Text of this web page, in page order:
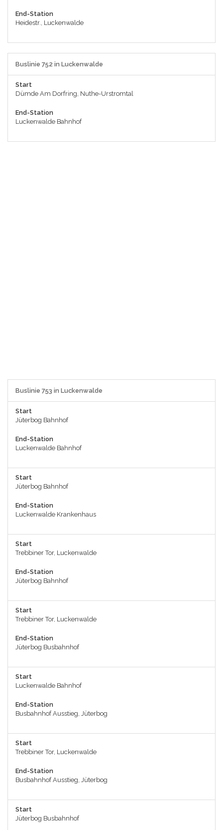
End-Station
Heidestr., Luckenwalde
Buslinie 752 in Luckenwalde
Start
Dümde Am Dorfring, Nuthe-Urstromtal
End-Station
Luckenwalde Bahnhof
Buslinie 753 in Luckenwalde
Start
Jüterbog Bahnhof
End-Station
Luckenwalde Bahnhof
Start
Jüterbog Bahnhof
End-Station
Luckenwalde Krankenhaus
Start
Trebbiner Tor, Luckenwalde
End-Station
Jüterbog Bahnhof
Start
Trebbiner Tor, Luckenwalde
End-Station
Jüterbog Busbahnhof
Start
Luckenwalde Bahnhof
End-Station
Busbahnhof Ausstieg, Jüterbog
Start
Trebbiner Tor, Luckenwalde
End-Station
Busbahnhof Ausstieg, Jüterbog
Start
Jüterbog Busbahnhof